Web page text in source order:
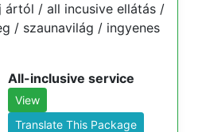
/ all incusive ellátás /
/ szaunavilág / ingyenes
All-inclusive service
View
Translate This Package